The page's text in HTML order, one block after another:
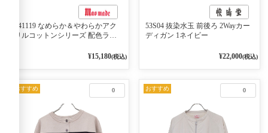
541119 なめらか＆やわらかアク
リルコットンシリーズ 配色ライ
ン 10ベージュ×ネイビー¥15,180(税込)
53S04 抜染水玉 前後ろ 2Wayカー
ディガン 1ネイビー
¥22,000(税込)
0
おすすめ 0
おすすめ